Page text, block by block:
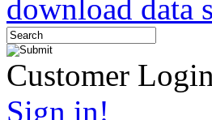
download data
Customer Login
Sign in!